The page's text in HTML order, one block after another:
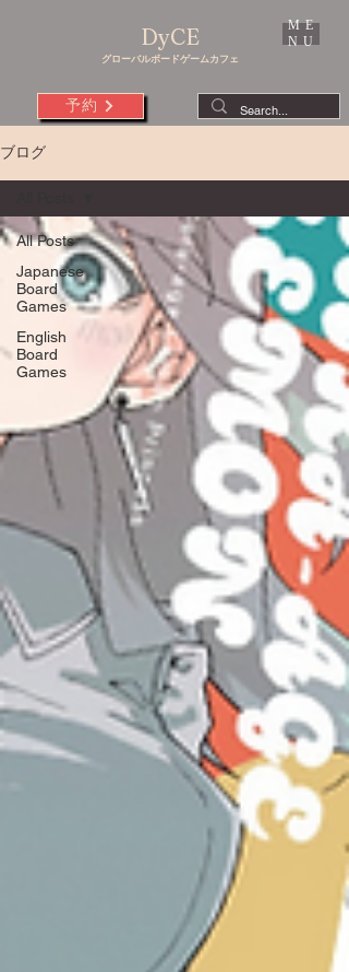
DyCE
グローバルボードゲームカフェ
予約
ME
NU
ブログ
All Posts
Japanese
Board
Games
English
Board
Games